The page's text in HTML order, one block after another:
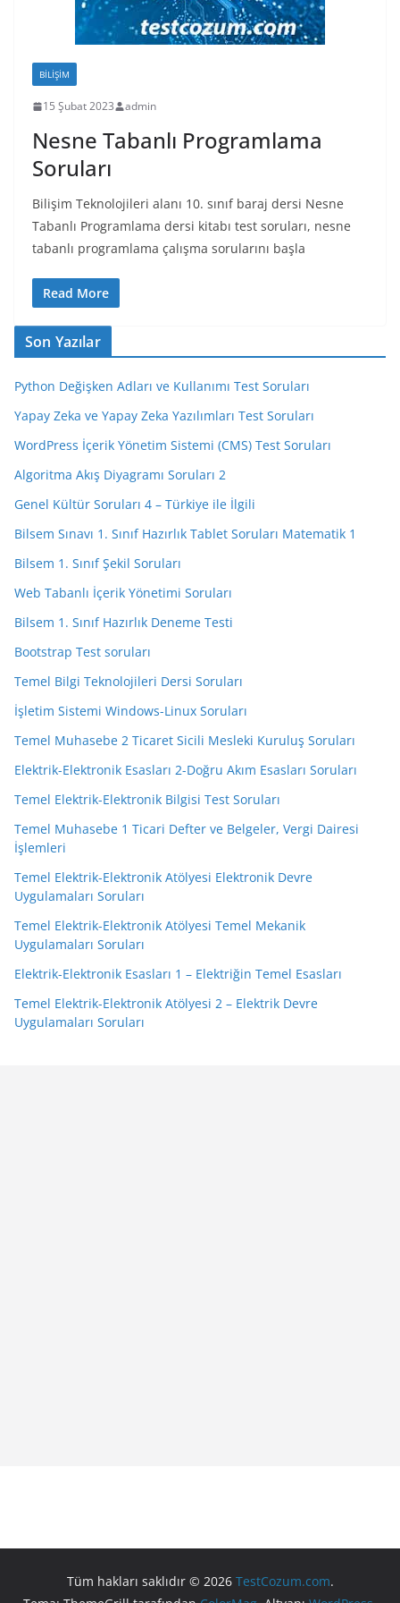
BILIŞIM
15 Şubat 2023 admin
Nesne Tabanlı Programlama
Soruları
Bilişim Teknolojileri alanı 10. sınıf baraj dersi Nesne
Tabanlı Programlama dersi kitabı test soruları, nesne
tabanlı programlama çalışma sorularını başla
Read More
Son Yazılar
Python Değişken Adları ve Kullanımı Test Soruları
Yapay Zeka ve Yapay Zeka Yazılımları Test Soruları
WordPress İçerik Yönetim Sistemi (CMS) Test Soruları
Algoritma Akış Diyagramı Soruları 2
Genel Kültür Soruları 4 – Türkiye ile İlgili
Bilsem Sınavı 1. Sınıf Hazırlık Tablet Soruları Matematik 1
Bilsem 1. Sınıf Şekil Soruları
Web Tabanlı İçerik Yönetimi Soruları
Bilsem 1. Sınıf Hazırlık Deneme Testi
Bootstrap Test soruları
Temel Bilgi Teknolojileri Dersi Soruları
İşletim Sistemi Windows-Linux Soruları
Temel Muhasebe 2 Ticaret Sicili Mesleki Kuruluş Soruları
Elektrik-Elektronik Esasları 2-Doğru Akım Esasları Soruları
Temel Elektrik-Elektronik Bilgisi Test Soruları
Temel Muhasebe 1 Ticari Defter ve Belgeler, Vergi Dairesi
İşlemleri
Temel Elektrik-Elektronik Atölyesi Elektronik Devre
Uygulamaları Soruları
Temel Elektrik-Elektronik Atölyesi Temel Mekanik
Uygulamaları Soruları
Elektrik-Elektronik Esasları 1 – Elektriğin Temel Esasları
Temel Elektrik-Elektronik Atölyesi 2 – Elektrik Devre
Uygulamaları Soruları
Tüm hakları saklıdır © 2026 TestCozum.com.